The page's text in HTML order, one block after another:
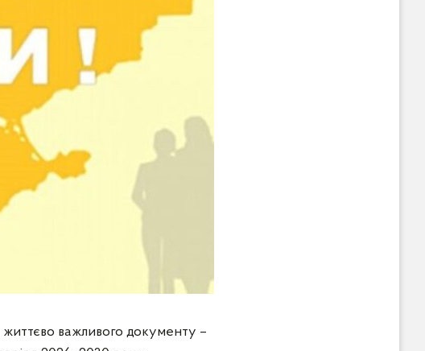
життєво важливого документу –